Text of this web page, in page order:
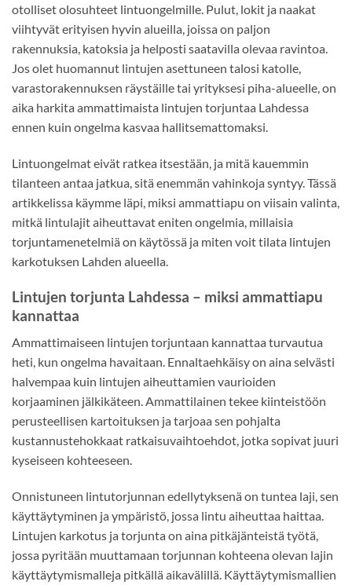
otolliset olosuhteet lintuongelmille. Pulut, lokit ja naakat
viihtyvät erityisen hyvin alueilla, joissa on paljon
rakennuksia, katoksia ja helposti saatavilla olevaa ravintoa.
Jos olet huomannut lintujen asettuneen talosi katolle,
varastorakennuksen räystäille tai yrityksesi piha-alueelle, on
aika harkita ammattimaista lintujen torjuntaa Lahdessa
ennen kuin ongelma kasvaa hallitsemattomaksi.
Lintuongelmat eivät ratkea itsestään, ja mitä kauemmin
tilanteen antaa jatkua, sitä enemmän vahinkoja syntyy. Tässä
artikkelissa käymme läpi, miksi ammattiapu on viisain valinta,
mitkä lintulajit aiheuttavat eniten ongelmia, millaisia
torjuntamenetelmiä on käytössä ja miten voit tilata lintujen
karkotuksen Lahden alueella.
Lintujen torjunta Lahdessa – miksi ammattiapu
kannattaa
Ammattimaiseen lintujen torjuntaan kannattaa turvautua
heti, kun ongelma havaitaan. Ennaltaehkäisy on aina selvästi
halvempaa kuin lintujen aiheuttamien vaurioiden
korjaaminen jälkikäteen. Ammattilainen tekee kiinteistöön
perusteellisen kartoituksen ja tarjoaa sen pohjalta
kustannustehokkaat ratkaisuvaihtoehdot, jotka sopivat juuri
kyseiseen kohteeseen.
Onnistuneen lintutorjunnan edellytyksenä on tuntea laji, sen
käyttäytyminen ja ympäristö, jossa lintu aiheuttaa haittaa.
Lintujen karkotus ja torjunta on aina pitkäjänteistä työtä,
jossa pyritään muuttamaan torjunnan kohteena olevan lajin
käyttäytymismalleja pitkällä aikavälillä. Käyttäytymismallien